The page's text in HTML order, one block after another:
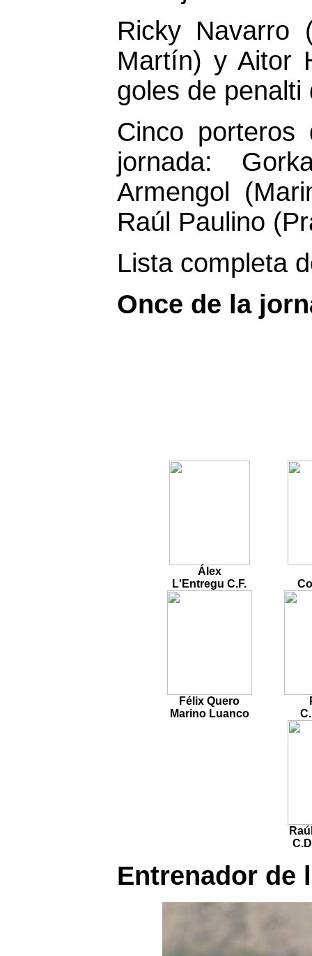
Ricky Navarro
Martín) y Aitor
goles de penalti
Cinco
jornada:
Armengol
Raúl Paulino
Lista completa
Once de la
Álex
L'Entregu C.F.
Félix Quero
Marino Luanco
Entrenador de